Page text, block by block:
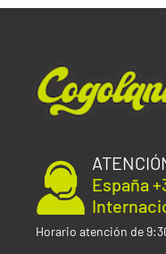
España
Horario atención de